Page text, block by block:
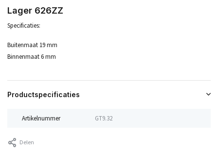
Lager 626ZZ
Specificaties:
Buitenmaat 19 mm
Binnenmaat 6 mm
Productspecificaties
Artikelnummer GT9.32
Delen